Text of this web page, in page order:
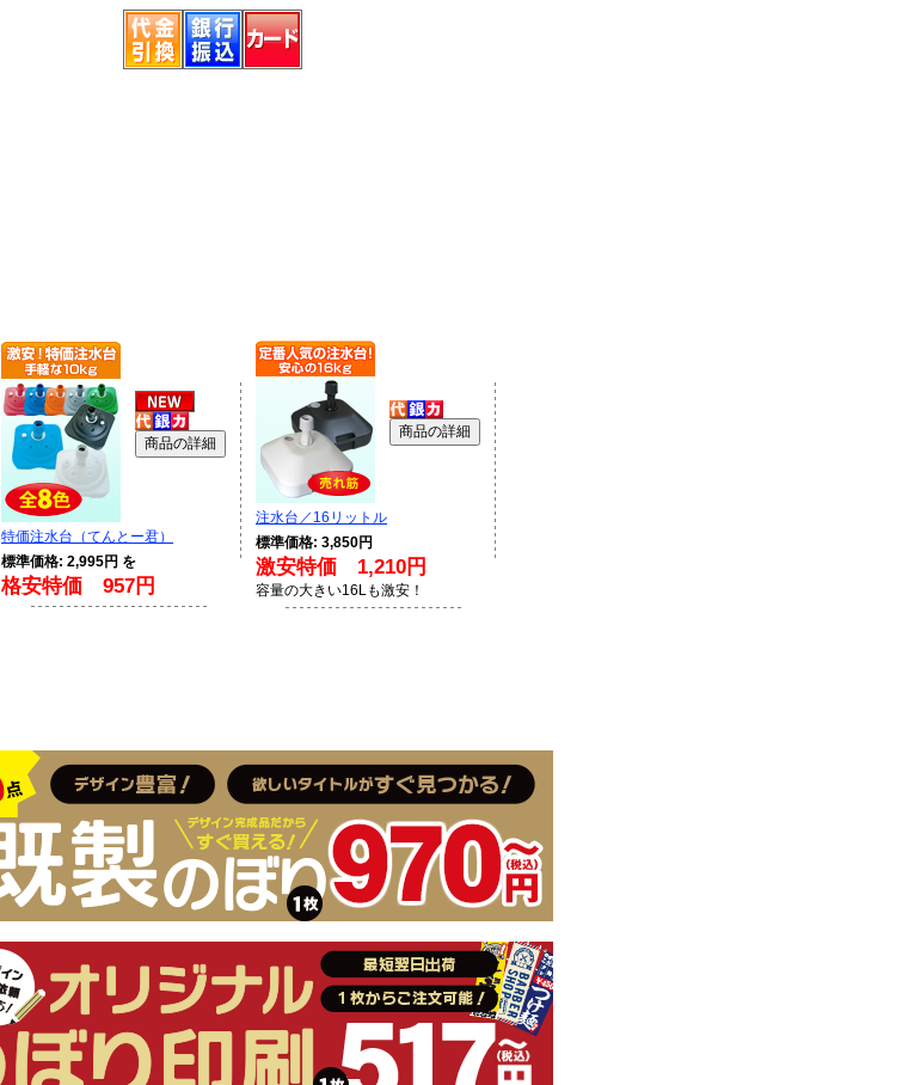
特価注水台（てんとー君）
標準価格: 2,995円 を
格安特価 957円
注水台／16リットル
標準価格: 3,850円
激安特価 1,210円
容量の大きい16Lも激安！